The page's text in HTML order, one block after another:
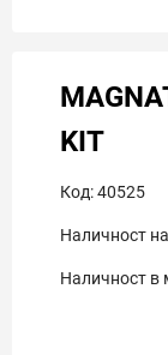
KIT
Код:40525
Наличност
Наличност в